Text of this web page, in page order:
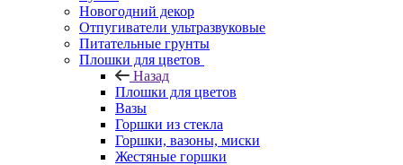
Новогодний декор
Отпугиватели ультразвуковые
Питательные грунты
Плошки для цветов
Назад
Плошки для цветов
Вазы
Горшки из стекла
Горшки, вазоны, миски
Жестяные горшки